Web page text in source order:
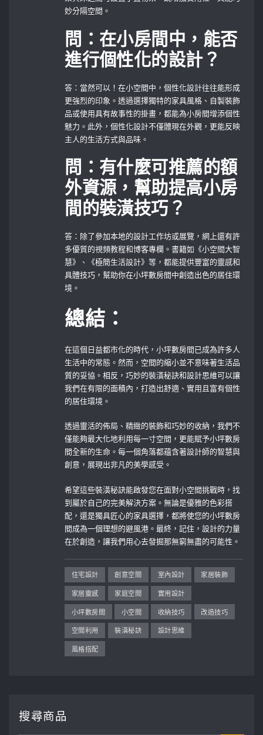
妙分隔空間。
問：在小房間中，能否
進行個性化的設計？
答：當然可以！在小空間中，個性化設計往往能形成
更強烈的印象。透過選擇獨特的家具風格、自製裝飾
品或使用具有故事性的掛畫，都能為小房間增添個性
魅力。此外，個性化設計不僅體現在外觀，更能反映
主人的生活方式與品味。
問：有什麼可推薦的額
外資源，幫助提高小房
間的裝潢技巧？
答：除了參加本地的設計工作坊或展覽，網上還有許
多優質的視頻教程和博客專欄。書籍如《小空間大智
慧》、《極簡生活設計》等，都能提供豐富的靈感和
具體技巧，幫助你在小坪數房間中創造出色的居住環
境。
總結：
在這個日益都市化的時代，小坪數房間已成為許多人
生活中的常態。然而，空間的縮小並不意味著生活品
質的妥協。相反，巧妙的裝潢秘訣和設計思維可以讓
我們在有限的面積內，打造出舒適、實用且富有個性
的居住環境。
透過靈活的佈局、精緻的裝飾和巧妙的收納，我們不
僅能夠最大化地利用每一寸空間，更能賦予小坪數房
間全新的生命。每一個角落都蕴含著設計師的智慧與
創意，展現出非凡的美學感受。
希望這些裝潢秘訣能啟發您在面對小空間挑戰時，找
到屬於自己的完美解決方案。無論是優雅的色彩搭
配，還是獨具匠心的家具選擇，都將使您的小坪數房
間成為一個理想的避風港。最終，記住，設計的力量
在於創造，讓我們用心去發掘那無窮無盡的可能性。
住宅設計 創意空間 室內設計 家居裝飾
家居靈感 家庭空間 實用設計
小坪數房間 小空間 收納技巧 改造技巧
空間利用 裝潢秘訣 設計思維
風格搭配
搜尋商品